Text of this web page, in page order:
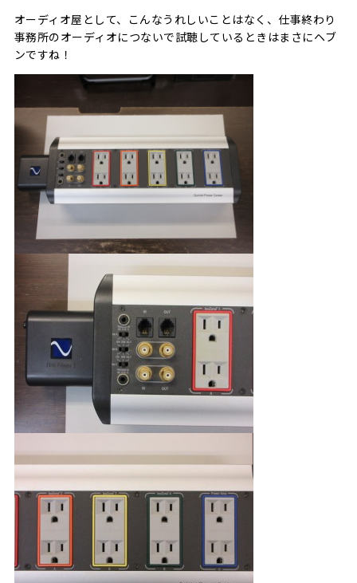
オーディオ屋として、こんなうれしいことはなく、仕事終わり
事務所のオーディオにつないで試聴しているときはまさにヘブ
ンですね！